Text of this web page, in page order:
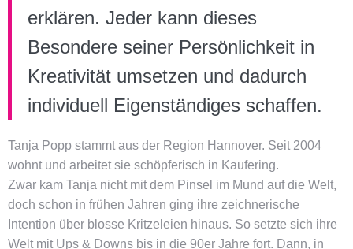
erklären. Jeder kann dieses
Besondere seiner Persönlichkeit in
Kreativität umsetzen und dadurch
individuell Eigenständiges schaffen.
Tanja Popp stammt aus der Region Hannover. Seit 2004
wohnt und arbeitet sie schöpferisch in Kaufering.
Zwar kam Tanja nicht mit dem Pinsel im Mund auf die Welt,
doch schon in frühen Jahren ging ihre zeichnerische
Intention über blosse Kritzeleien hinaus. So setzte sich ihre
Welt mit Ups & Downs bis in die 90er Jahre fort. Dann, in